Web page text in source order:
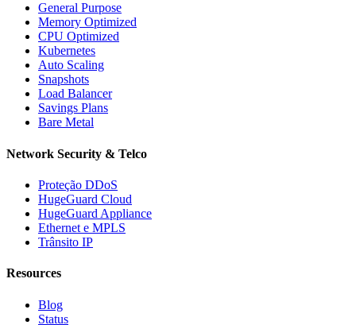
General Purpose
Memory Optimized
CPU Optimized
Kubernetes
Auto Scaling
Snapshots
Load Balancer
Savings Plans
Bare Metal
Network Security & Telco
Proteção DDoS
HugeGuard Cloud
HugeGuard Appliance
Ethernet e MPLS
Trânsito IP
Resources
Blog
Status